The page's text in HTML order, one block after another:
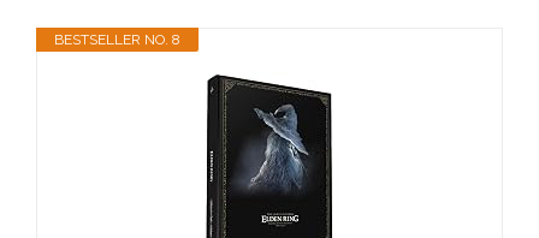
BESTSELLER NO. 8